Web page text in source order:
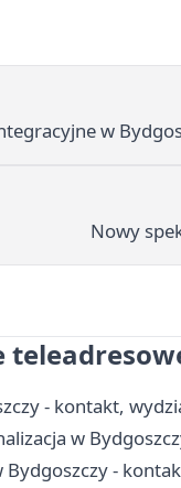
w
Nowy
- kontakt,
w
-